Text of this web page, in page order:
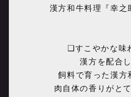
漢方和牛料理『幸之
❑すこやかな味
漢方を配合
飼料で育った漢方
肉自体の香りがと